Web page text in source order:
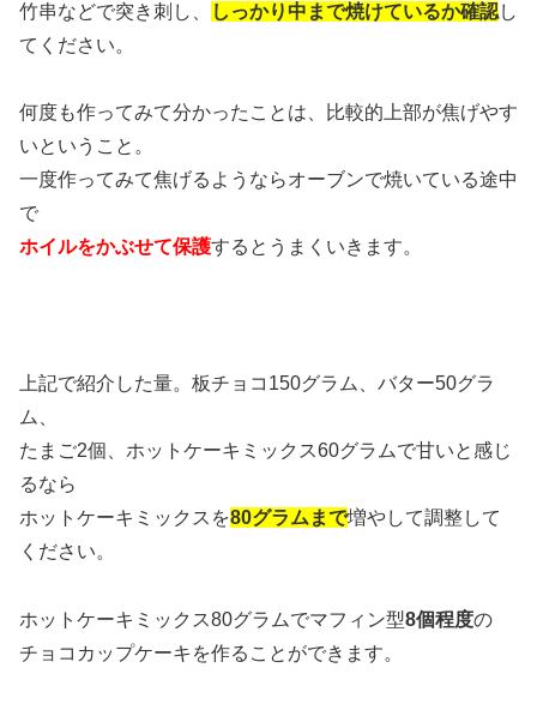
竹串などで突き刺し、 しっかり中まで焼けているか確認し
てください。
何度も作ってみて分かったことは、比較的上部が焦げやす
いということ。
一度作ってみて焦げるようならオーブンで焼いている途中
で
ホイルをかぶせて保護するとうまくいきます。
上記で紹介した量。板チョコ150グラム、バター50グラ
ム、
たまご2個、ホットケーキミックス60グラムで甘いと感じ
るなら
ホットケーキミックスを80グラムまで増やして調整して
ください。
ホットケーキミックス80グラムでマフィン型8個程度の
チョコカップケーキを作ることができます。